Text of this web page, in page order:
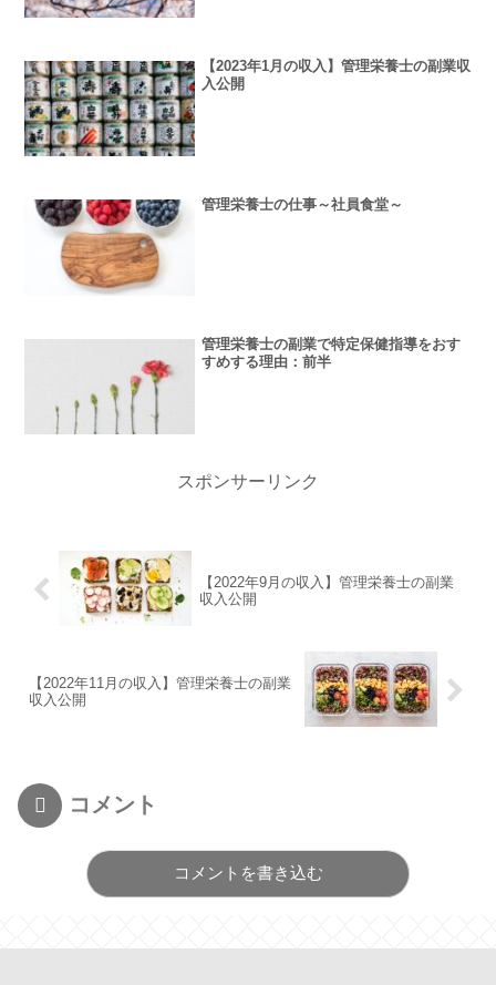
【2023年1月の収入】管理栄養士の副業収
入公開
管理栄養士の仕事～社員食堂～
管理栄養士の副業で特定保健指導をおす
すめする理由：前半
スポンサーリンク
【2022年9月の収入】管理栄養士の副業
収入公開
【2022年11月の収入】管理栄養士の副業
収入公開
コメント
コメントを書き込む